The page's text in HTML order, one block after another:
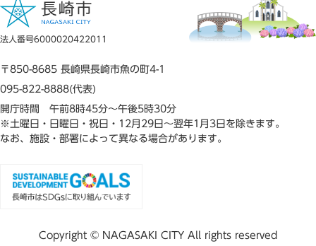
法人番号6000020422011
〒850-8685 長崎県長崎市魚の町4-1
095-822-8888(代表)
開庁時間 午前8時45分～午後5時30分
※土曜日・日曜日・祝日・12月29日～翌年1月3日を除きます。
なお、施設・部署によって異なる場合があります。
Copyright © NAGASAKI CITY All rights reserved